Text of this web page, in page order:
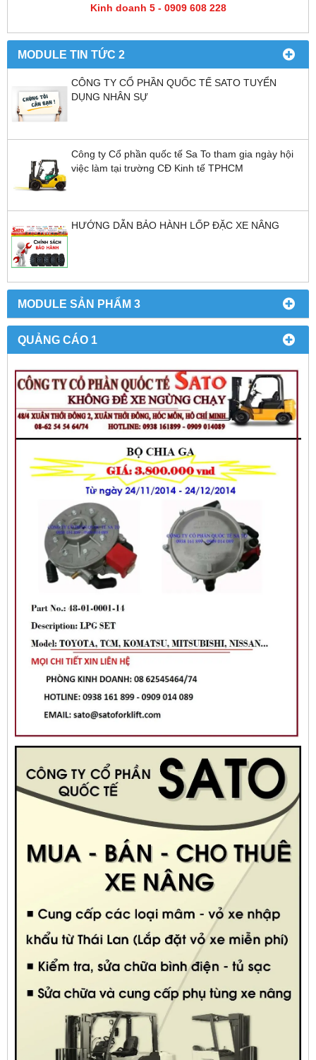
Kinh doanh 5 - 0909 608 228
MODULE TIN TỨC 2
CÔNG TY CỔ PHẦN QUỐC TẾ SATO TUYỂN
DỤNG NHÂN SỰ
Công ty Cổ phần quốc tế Sa To tham gia ngày hội
việc làm tại trường CĐ Kinh tế TPHCM
HƯỚNG DẪN BẢO HÀNH LỐP ĐẶC XE NÂNG
MODULE SẢN PHẨM 3
QUẢNG CÁO 1